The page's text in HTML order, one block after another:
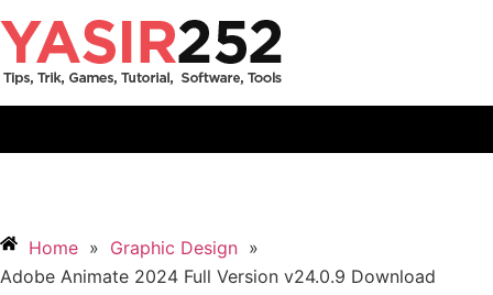
Home » Graphic Design »
Adobe Animate 2024 Full Version v24.0.9 Download